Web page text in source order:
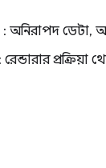
: অনিরাপদ ডেটা,
: রেন্ডারার